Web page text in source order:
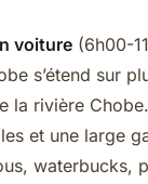
voiture (6h00-
s’étend sur
la rivière
et une large
waterbucks,